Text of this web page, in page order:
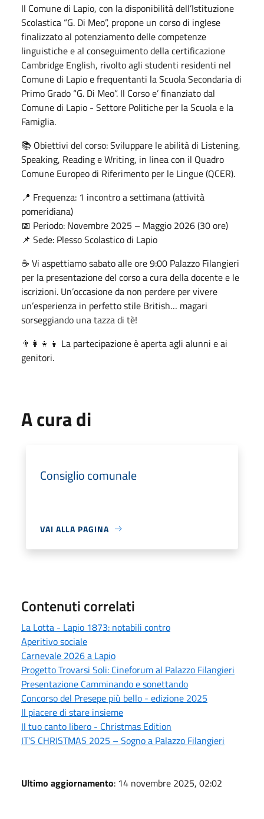
Il Comune di Lapio, con la disponibilità dell’Istituzione
Scolastica “G. Di Meo”, propone un corso di inglese
finalizzato al potenziamento delle competenze
linguistiche e al conseguimento della certificazione
Cambridge English, rivolto agli studenti residenti nel
Comune di Lapio e frequentanti la Scuola Secondaria di
Primo Grado “G. Di Meo”. Il Corso e’ finanziato dal
Comune di Lapio - Settore Politiche per la Scuola e la
Famiglia.
📚 Obiettivi del corso: Sviluppare le abilità di Listening,
Speaking, Reading e Writing, in linea con il Quadro
Comune Europeo di Riferimento per le Lingue (QCER).
📍 Frequenza: 1 incontro a settimana (attività
pomeridiana)
📅 Periodo: Novembre 2025 – Maggio 2026 (30 ore)
📌 Sede: Plesso Scolastico di Lapio
☕ Vi aspettiamo sabato alle ore 9:00 Palazzo Filangieri
per la presentazione del corso a cura della docente e le
iscrizioni. Un’occasione da non perdere per vivere
un’esperienza in perfetto stile British… magari
sorseggiando una tazza di tè!
👨‍👩‍👧‍👦 La partecipazione è aperta agli alunni e ai
genitori.
A cura di
Consiglio comunale
VAI ALLA PAGINA
Contenuti correlati
La Lotta - Lapio 1873: notabili contro
Aperitivo sociale
Carnevale 2026 a Lapio
Progetto Trovarsi Soli: Cineforum al Palazzo Filangieri
Presentazione Camminando e sonettando
Concorso del Presepe più bello - edizione 2025
Il piacere di stare insieme
Il tuo canto libero - Christmas Edition
IT’S CHRISTMAS 2025 – Sogno a Palazzo Filangieri
Ultimo aggiornamento: 14 novembre 2025, 02:02